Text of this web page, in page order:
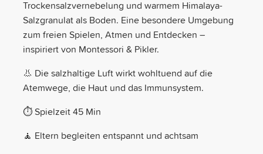
Trockensalzvernebelung und warmem Himalaya-
Salzgranulat als Boden. Eine besondere Umgebung
zum freien Spielen, Atmen und Entdecken –
inspiriert von Montessori & Pikler.
👃 Die salzhaltige Luft wirkt wohltuend auf die
Atemwege, die Haut und das Immunsystem.
⏱ Spielzeit 45 Min
🧘 Eltern begleiten entspannt und achtsam